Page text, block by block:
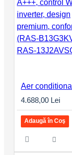
4.688,00 Lei
Adaugă în Coş